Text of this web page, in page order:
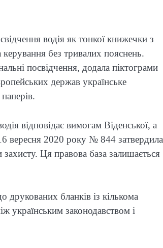
водія як тонкої книжечки з
без тривалих пояснень.
посвідчення, додала піктограми
держав українське
відповідає вимогам Віденської, а
вересня 2020 року № 844 затвердила
захисту. Ця правова база залишається
друкованих бланків із кількома
українським законодавством і